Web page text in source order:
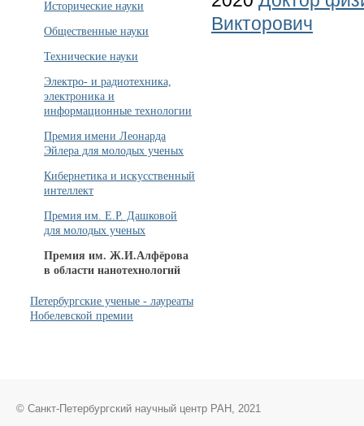
Викторович
Исторические науки
Общественные науки
Технические науки
Электро- и радиотехника,
электроника и
информационные технологии
Премия имени Леонарда
Эйлера для молодых ученых
Кибернетика и искусственный
интеллект
Премия им. Е.Р. Дашковой
для молодых ученых
Премия им. Ж.И.Алфёрова
в области нанотехнологий
Петербургские ученые - лауреаты
Нобелевской премии
© Санкт-Петербургский научный центр РАН, 2021